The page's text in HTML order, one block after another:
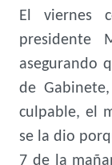
El viernes
presidente
asegurando
de
culpable, el
se la dio
7 de la